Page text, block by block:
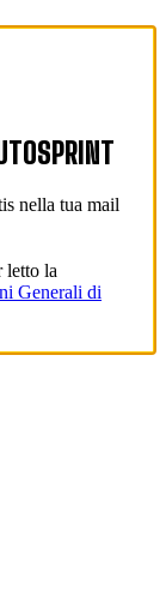
nella tua mail
letto la
Generali di